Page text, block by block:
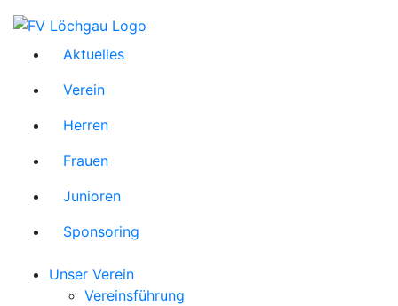
Aktuelles
Verein
Herren
Frauen
Junioren
Sponsoring
Unser Verein
Vereinsführung